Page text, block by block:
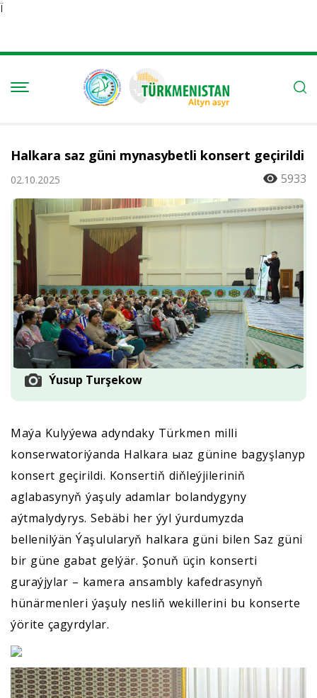
Ï
Halkara saz güni mynasybetli konsert geçirildi
02.10.2025 5933
Ýusup Turşekow
Maýa Kulyýewa adyndaky Türkmen milli
konserwatoriýanda Halkara ыaz günine bagyşlanyp
konsert geçirildi. Konsertiň diňleýjileriniň
aglabasynyň ýaşuly adamlar bolandygyny
aýtmalydyrys. Sebäbi her ýyl ýurdumyzda
bellenilýän Ýaşulularyň halkara güni bilen Saz güni
bir güne gabat gelýär. Şonuň üçin konserti
guraýjylar – kamera ansambly kafedrasynyň
hünärmenleri ýaşuly nesliň wekillerini bu konserte
ýörite çagyrdylar.